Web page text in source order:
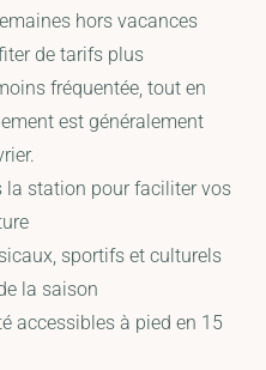
hors vacances
de tarifs plus
fréquentée, tout en
est généralement
la station pour faciliter vos
sportifs et culturels
la saison
accessibles à pied en 15